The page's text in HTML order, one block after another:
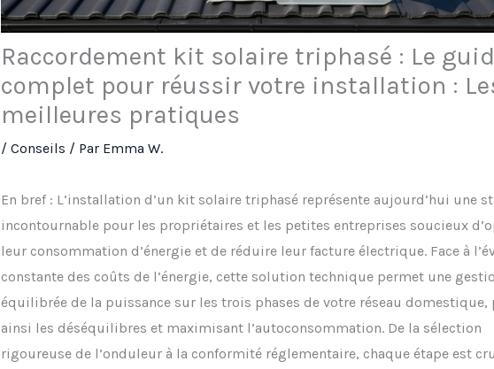
Raccordement kit solaire triphasé : Le
complet pour réussir votre installation :
meilleures pratiques
/ Conseils / Par Emma W.
En bref : L’installation d’un kit solaire triphasé représente aujourd’hui une
incontournable pour les propriétaires et les petites entreprises soucieux
leur consommation d’énergie et de réduire leur facture électrique. Face à
constante des coûts de l’énergie, cette solution technique permet une
équilibrée de la puissance sur les trois phases de votre réseau domestique,
ainsi les déséquilibres et maximisant l’autoconsommation. De la sélection
rigoureuse de l’onduleur à la conformité réglementaire, chaque étape est